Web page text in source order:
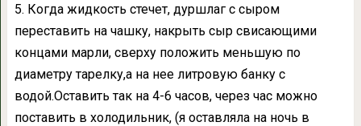
5. Когда жидкость стечет, дуршлаг с сыром
переставить на чашку, накрыть сыр свисающими
концами марли, сверху положить меньшую по
диаметру тарелку,а на нее литровую банку с
водой.Оставить так на 4-6 часов, через час можно
поставить в холодильник, (я оставляла на ночь в